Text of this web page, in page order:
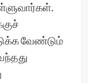
வேண்டும்